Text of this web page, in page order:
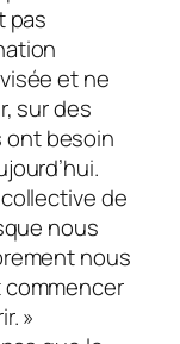
pas
et ne
sur des
ont besoin
de
nous
nous
»